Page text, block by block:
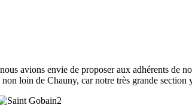
avions envie de proposer aux adhérents de
loin de Chauny, car notre très grande section